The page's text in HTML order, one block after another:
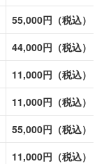
55,000円（税込）
44,000円（税込）
11,000円（税込）
11,000円（税込）
55,000円（税込）
11,000円（税込）